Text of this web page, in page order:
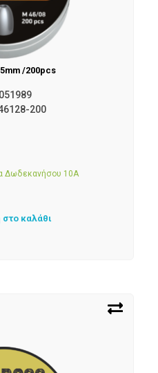
/200pcs
200
Δωδεκανήσου 10Α
καλάθι